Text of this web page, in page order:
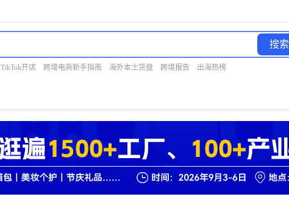
搜索
TikTok开店 跨境电商新手指南 海外本土货盘 跨境报告 出海热榜